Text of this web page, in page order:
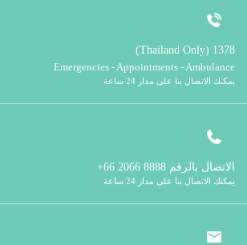
1378 (Thailand Only)
Emergencies - Appointments - Ambulance
يمكنك الاتصال بنا على مدار 24 ساعة
الاتصال بالرقم
يمكنك الاتصال بنا على مدار 24 ساعة